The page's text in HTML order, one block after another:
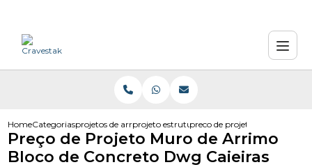
HomeCategoriasprojetos de arrimoprojeto estrutural de arrimo
preco de projeto muro de
Preço de Projeto Muro de Arrimo
Bloco de Concreto Dwg Caieiras